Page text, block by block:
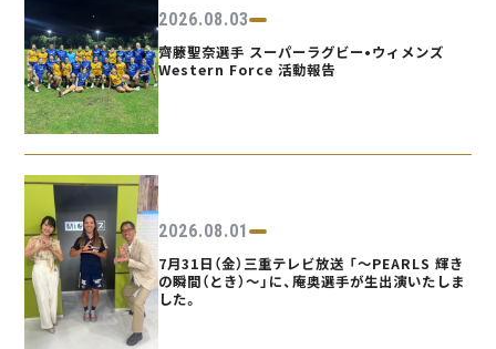
2026.08.03
齊藤聖奈選手 スーパーラグビー•ウィメンズ
Western Force 活動報告
2026.08.01
7月31日（金）三重テレビ放送 「〜PEARLS 輝き
の瞬間（とき）〜」に、庵奥選手が生出演いたしま
した。